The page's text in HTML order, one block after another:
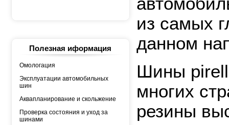
Росава
Полезная иформация
Омологация
Эксплуатации автомобильных
шин
Аквапланирование и скольжение
Проверка состояния и уход за
шинами
из самых
данном
Шины
многих
резины